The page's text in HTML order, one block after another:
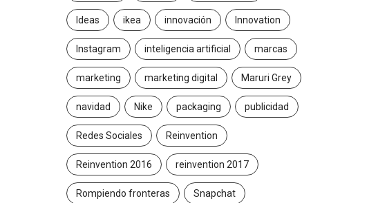
Ideas ikea innovación Innovation
Instagram inteligencia artificial marcas
marketing marketing digital Maruri Grey
navidad Nike packaging publicidad
Redes Sociales Reinvention
Reinvention 2016 reinvention 2017
Rompiendo fronteras Snapchat